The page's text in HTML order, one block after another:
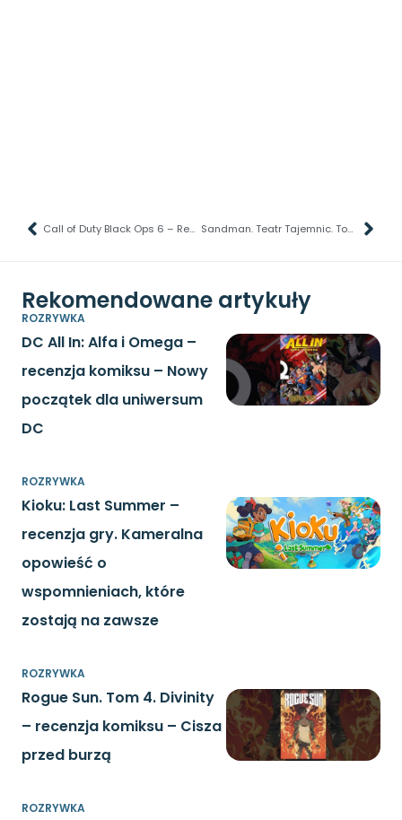
Call of Duty Black Ops 6 – Recenzja – Ktoś tu odrobił lekcje Sandman. Teatr Tajemnic. Tom 1 – recenzja komiksu – Władca Snów, ale to Batman
Rekomendowane artykuły
ROZRYWKA
DC All In: Alfa i Omega –
recenzja komiksu – Nowy
początek dla uniwersum
DC
ROZRYWKA
Kioku: Last Summer –
recenzja gry. Kameralna
opowieść o
wspomnieniach, które
zostają na zawsze
ROZRYWKA
Rogue Sun. Tom 4. Divinity
– recenzja komiksu – Cisza
przed burzą
ROZRYWKA